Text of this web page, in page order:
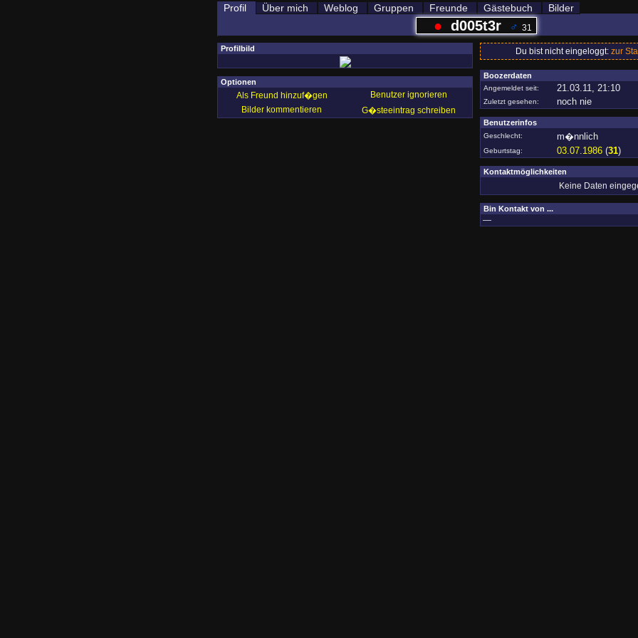
Profil Über mich Weblog Gruppen Freunde Gästebuch Bilder
● d005t3r ♂ 31
Profilbild
Optionen
Als Freund hinzuf�gen
Benutzer ignorieren
Bilder kommentieren
G�steeintrag schreiben
Du bist nicht eingeloggt: zur
Boozerdaten
Angemeldet seit: 21.03.11, 21:10
Zuletzt gesehen: noch nie
Benutzerinfos
Geschlecht: m�nnlich
Geburtstag: 03.07.1986 (31)
Kontaktmöglichkeiten
Keine Daten
Bin Kontakt von ...
—